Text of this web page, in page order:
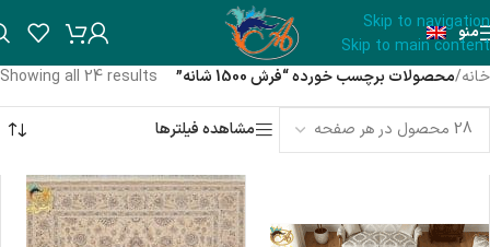
Skip to navigation
Skip to main content
منو
خانه/محصولات برچسب خورده “فرش 1500 شانه” Showing all 24 results
مشاهده فیلترها